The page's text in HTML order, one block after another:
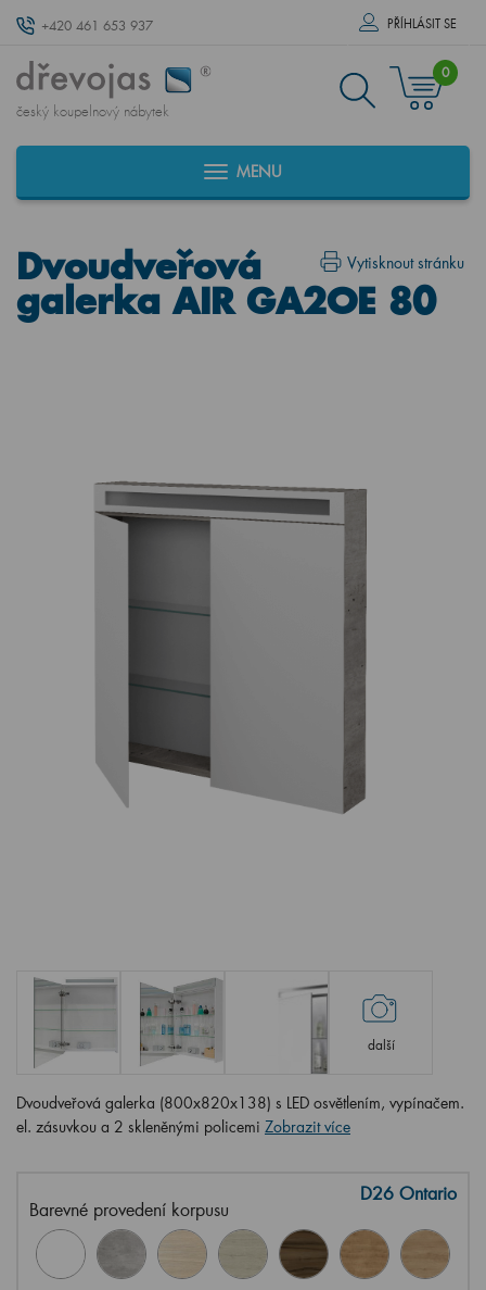
+420 461 653 937 PŘÍHLÁSIT SE
český koupelnový nábytek
0
MENU
Vytisknout stránku
Dvoudveřová
galerka AIR GA2OE 80
další
Dvoudveřová galerka (800x820x138) s LED osvětlením, vypínačem.
el. zásuvkou a 2 skleněnými policemi Zobrazit více
Barevné provedení korpusu
D26 Ontario